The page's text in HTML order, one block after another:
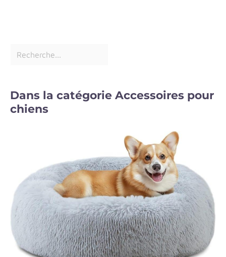
Dans la catégorie Accessoires pour
chiens